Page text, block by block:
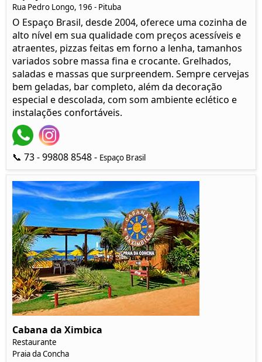
Rua Pedro Longo, 196 - Pituba
O Espaço Brasil, desde 2004, oferece uma cozinha de
alto nível em sua qualidade com preços acessíveis e
atraentes, pizzas feitas em forno a lenha, tamanhos
variados sobre massa fina e crocante. Grelhados,
saladas e massas que surpreendem. Sempre cervejas
bem geladas, bar completo, além da decoração
especial e descolada, com som ambiente eclético e
instalações confortáveis.
📞 73 - 99808 8548 - Espaço Brasil
Cabana da Ximbica
Restaurante
Praia da Concha